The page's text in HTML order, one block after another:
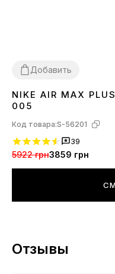
Добавить
3637 38 39 404142 434445
NIKE AIR MAX
005
Код товара:S-56201
39
5922 грн3859 грн
Отзывы